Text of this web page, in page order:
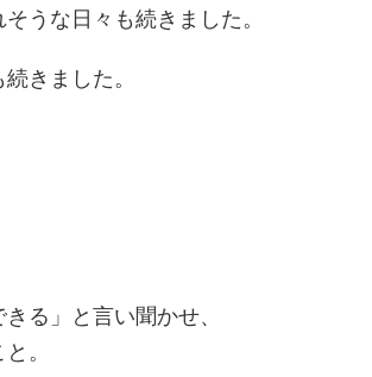
うな日々も続きました。
きました。
る」と言い聞かせ、
。